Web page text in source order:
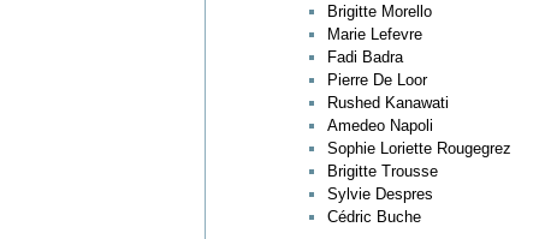
Brigitte Morello
Marie Lefevre
Fadi Badra
Pierre De Loor
Rushed Kanawati
Amedeo Napoli
Sophie Loriette Rougegrez
Brigitte Trousse
Sylvie Despres
Cédric Buche